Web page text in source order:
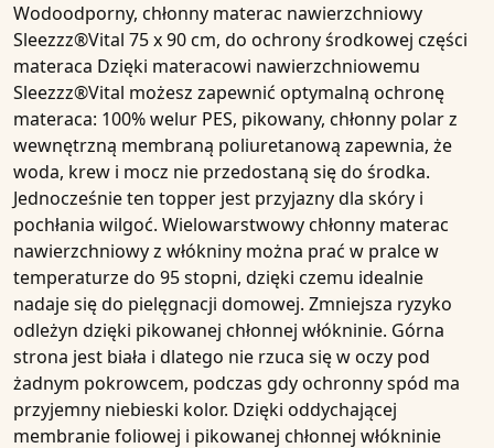
Wodoodporny, chłonny materac nawierzchniowy
Sleezzz®Vital 75 x 90 cm, do ochrony środkowej części
materaca Dzięki materacowi nawierzchniowemu
Sleezzz®Vital możesz zapewnić optymalną ochronę
materaca: 100% welur PES, pikowany, chłonny polar z
wewnętrzną membraną poliuretanową zapewnia, że
woda, krew i mocz nie przedostaną się do środka.
Jednocześnie ten topper jest przyjazny dla skóry i
pochłania wilgoć. Wielowarstwowy chłonny materac
nawierzchniowy z włókniny można prać w pralce w
temperaturze do 95 stopni, dzięki czemu idealnie
nadaje się do pielęgnacji domowej. Zmniejsza ryzyko
odleżyn dzięki pikowanej chłonnej włókninie. Górna
strona jest biała i dlatego nie rzuca się w oczy pod
żadnym pokrowcem, podczas gdy ochronny spód ma
przyjemny niebieski kolor. Dzięki oddychającej
membranie foliowej i pikowanej chłonnej włókninie